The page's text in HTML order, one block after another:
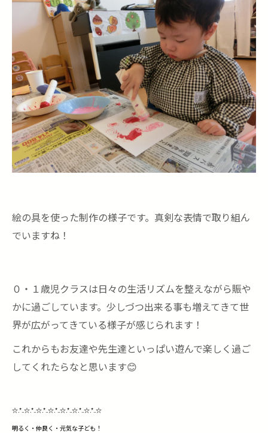
絵の具を使った制作の様子です。真剣な表情で取り組ん
でいますね！
０・１歳児クラスは日々の生活リズムを整えながら賑や
かに過ごしています。少しづつ出来る事も増えてきて世
界が広がってきている様子が感じられます！
これからもお友達や先生達といっぱい遊んで楽しく過ご
してくれたらなと思います😊
☆.*..☆.*..☆.*..☆.*..☆.*..☆.*..☆.*..☆
明るく・仲良く・元気な子ども！